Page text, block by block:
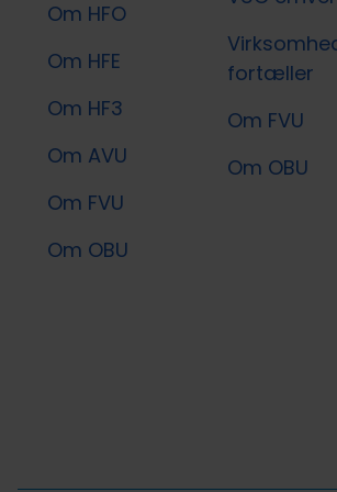
Om HFO
Om HFE
Om HF3
Om AVU
Om FVU
Om OBU
fortæller
Om FVU
Om OBU